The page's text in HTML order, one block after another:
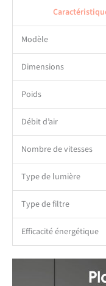
Modèle
Dimensions
Poids
Débit d’air
Nombre de vitesses
Type de lumière
Type de filtre
Efficacité énergétique